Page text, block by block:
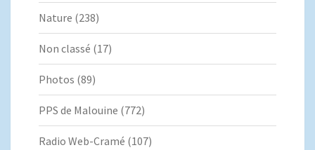
Nature (238)
Non classé (17)
Photos (89)
PPS de Malouine (772)
Radio Web-Cramé (107)